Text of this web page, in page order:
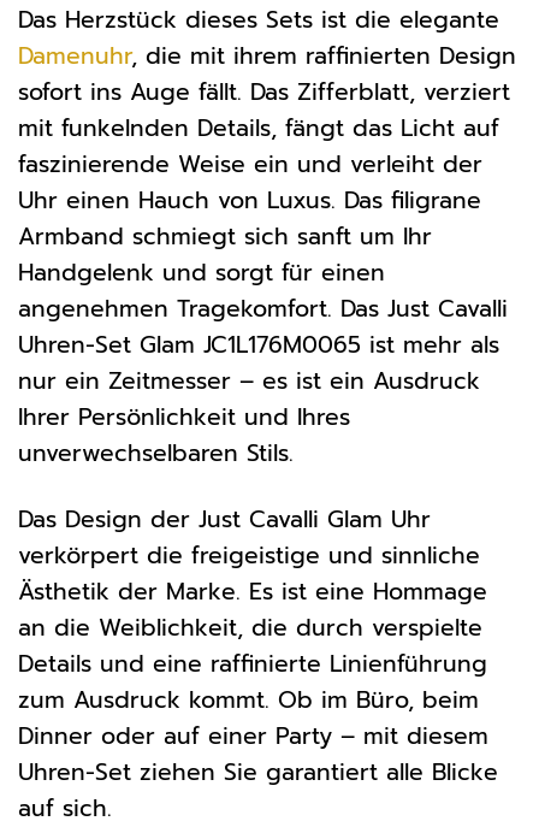
Das Herzstück dieses Sets ist die elegante
Damenuhr, die mit ihrem raffinierten Design
sofort ins Auge fällt. Das Zifferblatt, verziert
mit funkelnden Details, fängt das Licht auf
faszinierende Weise ein und verleiht der
Uhr einen Hauch von Luxus. Das filigrane
Armband schmiegt sich sanft um Ihr
Handgelenk und sorgt für einen
angenehmen Tragekomfort. Das Just Cavalli
Uhren-Set Glam JC1L176M0065 ist mehr als
nur ein Zeitmesser – es ist ein Ausdruck
Ihrer Persönlichkeit und Ihres
unverwechselbaren Stils.
Das Design der Just Cavalli Glam Uhr
verkörpert die freigeistige und sinnliche
Ästhetik der Marke. Es ist eine Hommage
an die Weiblichkeit, die durch verspielte
Details und eine raffinierte Linienführung
zum Ausdruck kommt. Ob im Büro, beim
Dinner oder auf einer Party – mit diesem
Uhren-Set ziehen Sie garantiert alle Blicke
auf sich.